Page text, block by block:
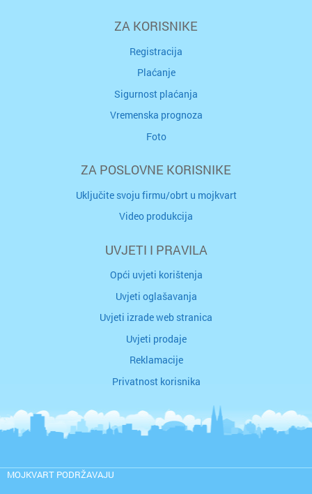
ZA KORISNIKE
Registracija
Plaćanje
Sigurnost plaćanja
Vremenska prognoza
Foto
ZA POSLOVNE KORISNIKE
Uključite svoju firmu/obrt u mojkvart
Video produkcija
UVJETI I PRAVILA
Opći uvjeti korištenja
Uvjeti oglašavanja
Uvjeti izrade web stranica
Uvjeti prodaje
Reklamacije
Privatnost korisnika
MOJKVART PODRŽAVAJU